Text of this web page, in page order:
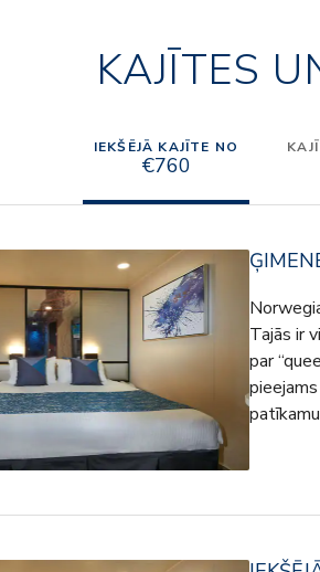
KAJĪTES
IEKŠĒJĀ KAJĪTE NO
€760
Tajās ir
par